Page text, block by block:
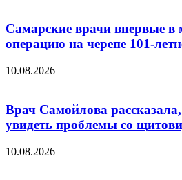
Самарские врачи впервые в
операцию на черепе 101-
10.08.2026
Врач Самойлова
увидеть проблемы со
10.08.2026